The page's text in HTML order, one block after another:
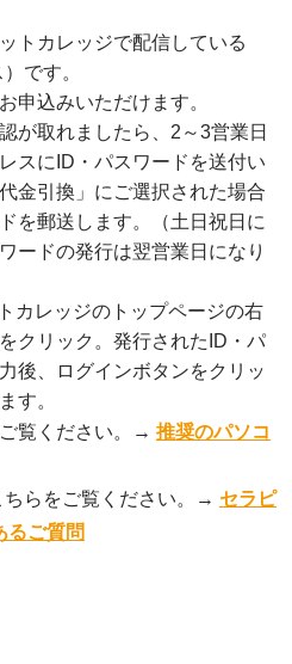
トカレッジで配信している
です。
申込みいただけます。
が取れましたら、2～3営業日
スにID・パスワードを送付い
金引換」にご選択された場合
を郵送します。（土日祝日に
ードの発行は翌営業日になり
カレッジのトップページの右
クリック。発行されたID・パ
後、ログインボタンをクリッ
す。
覧ください。→ 推奨のパソコ
らをご覧ください。→ セラピ
るご質問